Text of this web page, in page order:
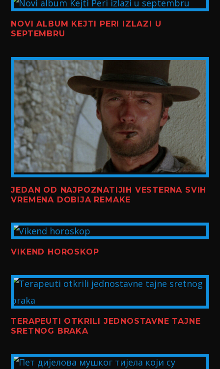
NOVI ALBUM KEJTI PERI IZLAZI U
SEPTEMBRU
JEDAN OD NAJPOZNATIJIH VESTERNA SVIH
VREMENA DOBIJA REMAKE
VIKEND HOROSKOP
TERAPEUTI OTKRILI JEDNOSTAVNE TAJNE
SRETNOG BRAKA